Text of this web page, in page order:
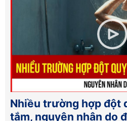
Nhiều trường hợp đột
tắm, nguyên nhân do